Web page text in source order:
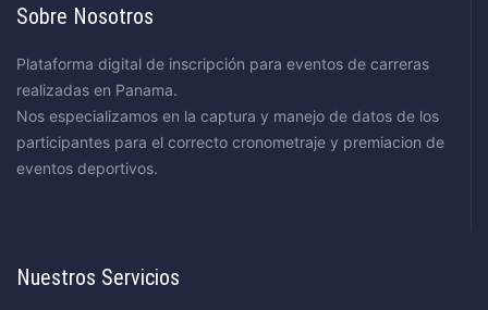
Sobre Nosotros
Plataforma digital de inscripción para eventos de carreras
realizadas en Panama.
Nos especializamos en la captura y manejo de datos de los
participantes para el correcto cronometraje y premiacion de
eventos deportivos.
Nuestros Servicios